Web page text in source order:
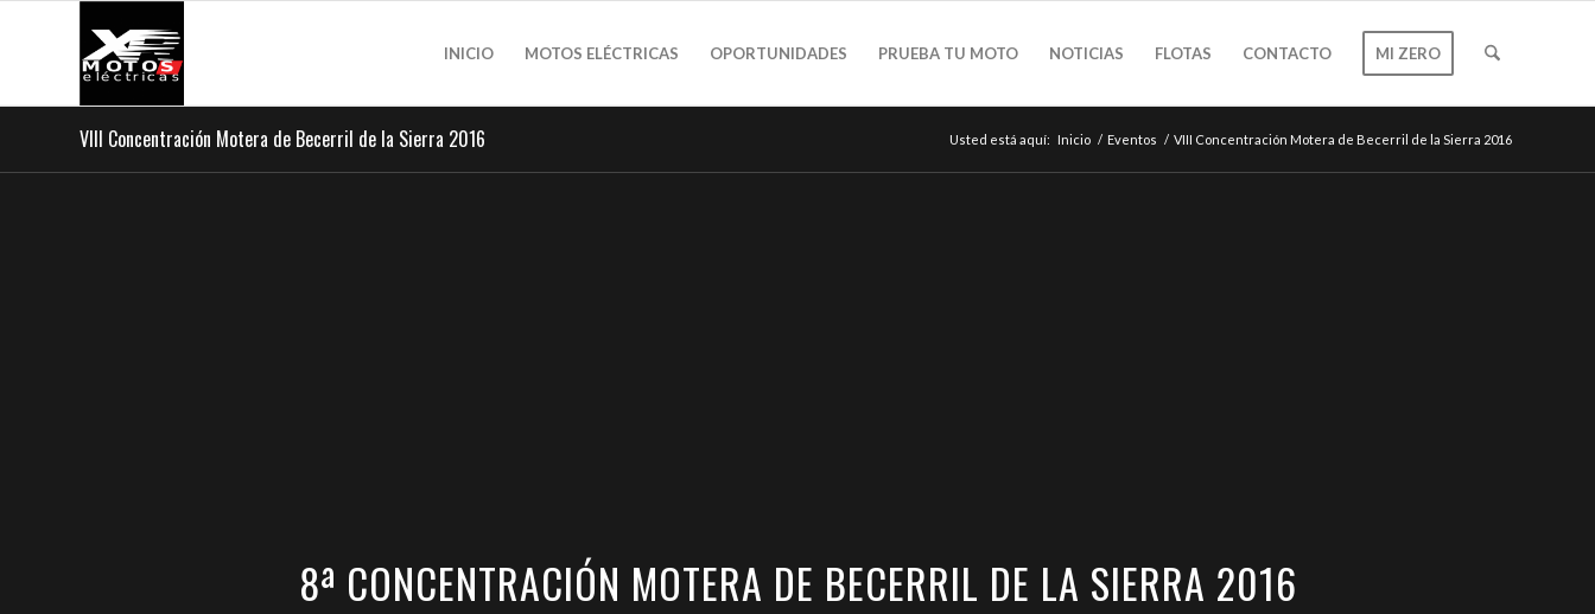
INICIO MOTOS ELÉCTRICAS OPORTUNIDADES PRUEBA TU MOTO NOTICIAS FLOTAS CONTACTO MI ZERO
VIII Concentración Motera de Becerril de la Sierra 2016 Usted está aquí: Inicio / Eventos / VIII Concentración Motera de Becerril de la Sierra 2016
8ª CONCENTRACIÓN MOTERA DE BECERRIL DE LA SIERRA 2016